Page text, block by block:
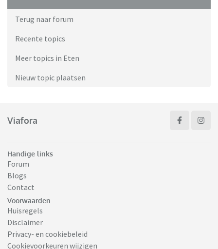
Terug naar forum
Recente topics
Meer topics in Eten
Nieuw topic plaatsen
Viafora
Handige links
Forum
Blogs
Contact
Voorwaarden
Huisregels
Disclaimer
Privacy- en cookiebeleid
Cookievoorkeuren wijzigen